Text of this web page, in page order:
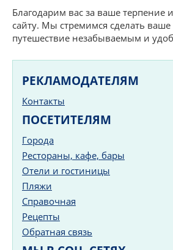
Благодарим вас за ваше терпение
сайту. Мы стремимся сделать
путешествие незабываемым и
РЕКЛАМОДАТЕЛЯМ
Контакты
ПОСЕТИТЕЛЯМ
Города
Рестораны, кафе, бары
Отели и гостиницы
Пляжи
Справочная
Рецепты
Обратная связь